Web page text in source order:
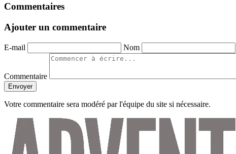
Commentaires
Ajouter un commentaire
E-mail Nom
Commentaire
Envoyer
Votre commentaire sera modéré par l'équipe du site si nécessaire.